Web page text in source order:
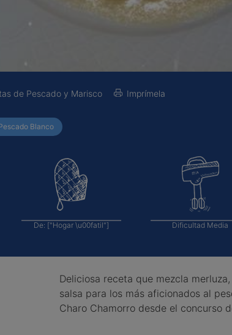
de Pescado y Marisco Imprímela
Blanco
De: ["Hogar \u00fatil"] Dificultad Media
Deliciosa receta que mezcla
salsa para los más aficionados al
Charo Chamorro desde el concurso